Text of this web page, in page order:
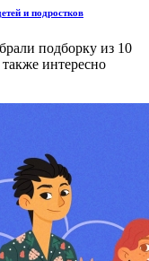
и подростков
подборку из 10
интересно